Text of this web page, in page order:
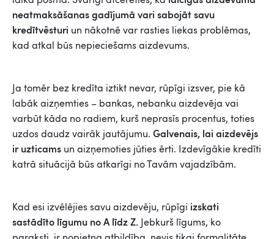
neatmaksāšanas gadījumā vari sabojāt savu
kredītvēsturi un nākotnē var rasties liekas problēmas,
kad atkal būs nepieciešams aizdevums.
Ja tomēr bez kredīta iztikt nevar, rūpīgi izsver, pie kā
labāk aizņemties – bankas, nebanku aizdevēja vai
varbūt kāda no radiem, kurš neprasīs procentus, toties
uzdos daudz vairāk jautājumu. Galvenais, lai aizdevējs
ir uzticams un aizņemoties jūties ērti. Izdevīgākie kredīti
katrā situācijā būs atkarīgi no Tavām vajadzībām.
Kad esi izvēlējies savu aizdevēju, rūpīgi izskati
sastādīto līgumu no A līdz Z. Jebkurš līgums, ko